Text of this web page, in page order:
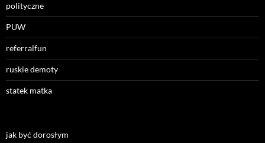
polityczne
PUW
referralfun
ruskie demoty
statek matka
jak być dorosłym